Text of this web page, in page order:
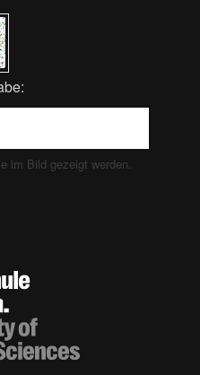
im Bild gezeigt werden.